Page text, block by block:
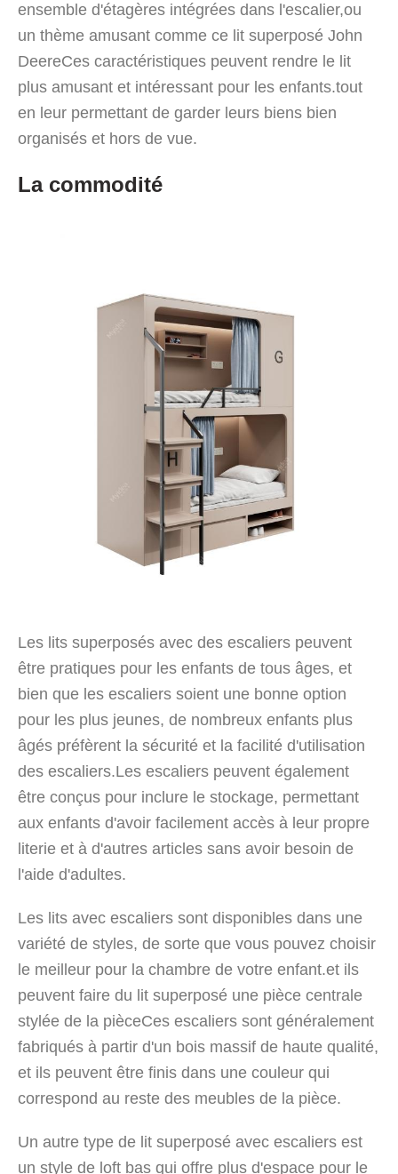
ensemble d'étagères intégrées dans l'escalier,ou
un thème amusant comme ce lit superposé John
DeereCes caractéristiques peuvent rendre le lit
plus amusant et intéressant pour les enfants.tout
en leur permettant de garder leurs biens bien
organisés et hors de vue.
La commodité
Les lits superposés avec des escaliers peuvent
être pratiques pour les enfants de tous âges, et
bien que les escaliers soient une bonne option
pour les plus jeunes, de nombreux enfants plus
âgés préfèrent la sécurité et la facilité d'utilisation
des escaliers.Les escaliers peuvent également
être conçus pour inclure le stockage, permettant
aux enfants d'avoir facilement accès à leur propre
literie et à d'autres articles sans avoir besoin de
l'aide d'adultes.
Les lits avec escaliers sont disponibles dans une
variété de styles, de sorte que vous pouvez choisir
le meilleur pour la chambre de votre enfant.et ils
peuvent faire du lit superposé une pièce centrale
stylée de la pièceCes escaliers sont généralement
fabriqués à partir d'un bois massif de haute qualité,
et ils peuvent être finis dans une couleur qui
correspond au reste des meubles de la pièce.
Un autre type de lit superposé avec escaliers est
un style de loft bas qui offre plus d'espace pour le